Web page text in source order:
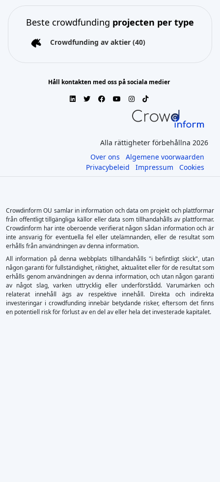
Beste crowdfunding projecten per type
Crowdfunding av aktier (40)
Håll kontakten med oss på sociala medier
Alla rättigheter förbehållna 2026
Over ons
Algemene voorwaarden
Privacybeleid
Impressum Cookies
Crowdinform OU samlar in information och data om projekt och plattformar
från offentligt tillgängliga källor eller data som tillhandahålls av plattformar.
Crowdinform har inte oberoende verifierat någon sådan information och är
inte ansvarig för eventuella fel eller utelämnanden, eller de resultat som
erhålls från användningen av denna information.
All information på denna webbplats tillhandahålls "i befintligt skick", utan
någon garanti för fullständighet, riktighet, aktualitet eller för de resultat som
erhålls genom användningen av denna information, och utan någon garanti
av något slag, varken uttrycklig eller underförstådd. Varumärken och
relaterat innehåll ägs av respektive innehåll. Direkta och indirekta
investeringar i crowdfunding innebär betydande risker, eftersom det finns
en potentiell risk för förlust av en del av eller hela det investerade kapitalet.